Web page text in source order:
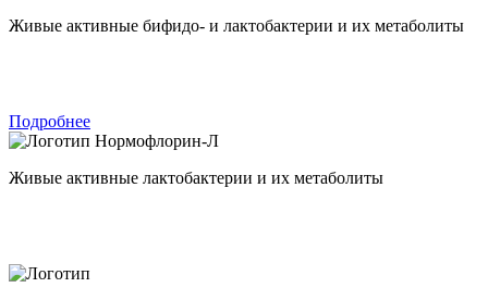
Живые активные бифидо- и лактобактерии и их метаболиты
Подробнее
Нормофлорин-Л
Живые активные лактобактерии и их метаболиты